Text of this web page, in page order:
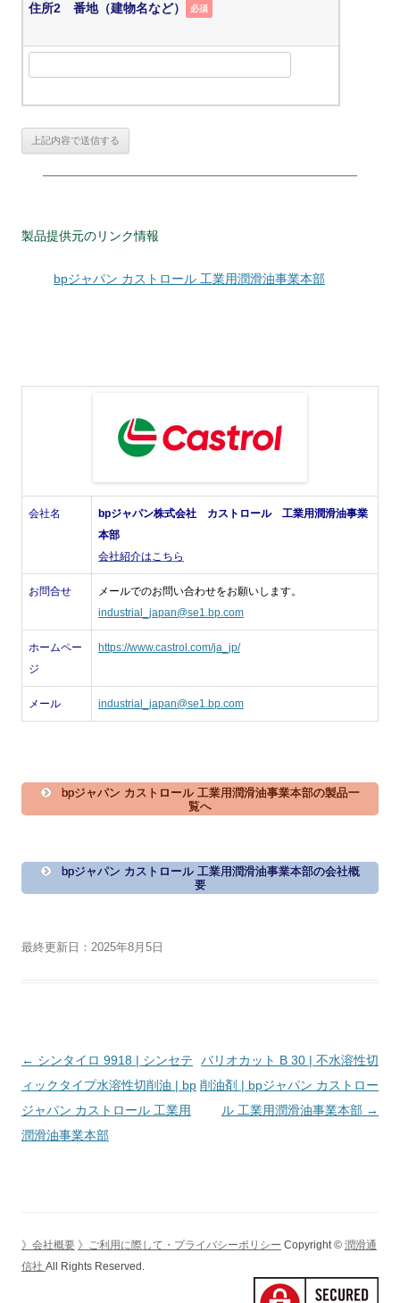
住所2 番地（建物名など） 必須
製品提供元のリンク情報
bpジャパン カストロール 工業用潤滑油事業本部
会社名
bpジャパン株式会社 カストロール 工業用潤滑油事業
本部
会社紹介はこちら
お問合せ
メールでのお問い合わせをお願いします。
industrial_japan@se1.bp.com
ホームペー
ジ
https://www.castrol.com/ja_jp/
メール industrial_japan@se1.bp.com
bpジャパン カストロール 工業用潤滑油事業本部の製品一
覧へ
bpジャパン カストロール 工業用潤滑油事業本部の会社概
要
最終更新日：2025年8月5日
投
稿
ナ
ビ
ン
← シンタイロ 9918 | シンセテ
ィックタイプ水溶性切削油 | bp
ジャパン カストロール 工業用
潤滑油事業本部
バリオカット B 30 | 不水溶性切
削油剤 | bpジャパン カストロー
ル 工業用潤滑油事業本部 →
》会社概要 》ご利用に際して・プライバシーポリシー Copyright © 潤滑通
信社 All Rights Reserved.